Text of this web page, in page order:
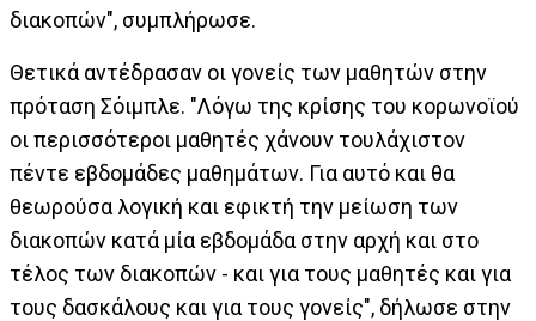
διακοπών", συμπλήρωσε.
Θετικά αντέδρασαν οι γονείς των μαθητών στην
πρόταση Σόιμπλε. "Λόγω της κρίσης του κορωνοϊού
οι περισσότεροι μαθητές χάνουν τουλάχιστον
πέντε εβδομάδες μαθημάτων. Για αυτό και θα
θεωρούσα λογική και εφικτή την μείωση των
διακοπών κατά μία εβδομάδα στην αρχή και στο
τέλος των διακοπών - και για τους μαθητές και για
τους δασκάλους και για τους γονείς", δήλωσε στην